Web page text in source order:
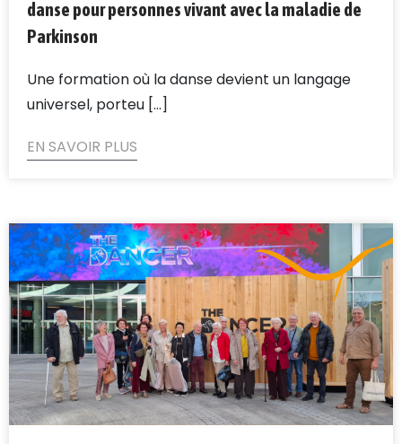
danse pour personnes vivant avec la maladie de
Parkinson
Une formation où la danse devient un langage
universel, porteu [...]
EN SAVOIR PLUS